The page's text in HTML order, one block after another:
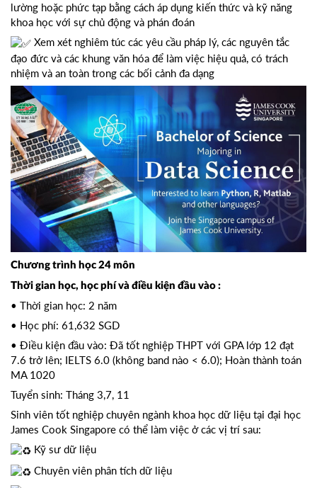
lường hoặc phức tạp bằng cách áp dụng kiến thức và kỹ năng
khoa học với sự chủ động và phán đoán
Xem xét nghiêm túc các yêu cầu pháp lý, các nguyên tắc
đạo đức và các khung văn hóa để làm việc hiệu quả, có trách
nhiệm và an toàn trong các bối cảnh đa dạng
Chương trình học 24 môn
Thời gian học, học phí và điều kiện đầu vào :
• Thời gian học: 2 năm
• Học phí: 61,632 SGD
• Điều kiện đầu vào: Đã tốt nghiệp THPT với GPA lớp 12 đạt
7.6 trở lên; IELTS 6.0 (không band nào < 6.0); Hoàn thành toán
MA 1020
Tuyển sinh: Tháng 3,7, 11
Sinh viên tốt nghiệp chuyên ngành khoa học dữ liệu tại đại học
James Cook Singapore có thể làm việc ở các vị trí sau:
Kỹ sư dữ liệu
Chuyên viên phân tích dữ liệu